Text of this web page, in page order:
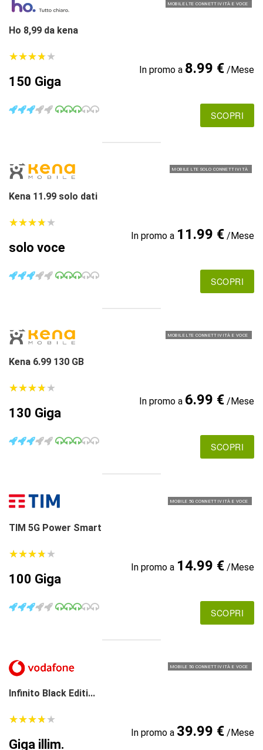
MOBILE LTE CONNETTIVITÀ E VOCE
Ho 8,99 da kena
★★★★★
★★★★★
150 Giga
In promo a 8.99 €/Mese
SCOPRI
MOBILE LTE SOLO CONNETTIVITÀ
Kena 11.99 solo dati
★★★★★
★★★★★
solo voce
In promo a 11.99 €/Mese
SCOPRI
MOBILE LTE CONNETTIVITÀ E VOCE
Kena 6.99 130 GB
★★★★★
★★★★★
130 Giga
In promo a 6.99 €/Mese
SCOPRI
MOBILE 5G CONNETTIVITÀ E VOCE
TIM 5G Power Smart
★★★★★
★★★★★
100 Giga
In promo a 14.99 €/Mese
SCOPRI
MOBILE 5G CONNETTIVITÀ E VOCE
Infinito Black Editi...
★★★★★
★★★★★
Giga illim.
In promo a 39.99 €/Mese